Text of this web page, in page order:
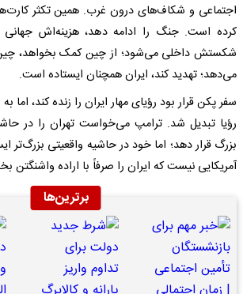
اجتماعی و شکاف‌های درون غرب. همین تکثر
کرده است. جنگ را ادامه دهد، هزینه‌اش
شکستش داخلی می‌شود؛ از چین کمک بخواهد، چین
می‌دهد؛ تهدید کند، ایران همچنان ایستاده است.
سفر پکن قرار بود رؤیای مهار ایران را زنده کند،
رؤیا تبدیل شد. ترامپ می‌خواست تهران را در
بزرگ قرار دهد؛ اما خود در حاشیه واقعیتی بزرگ‌تر
آمریکایی نیست که ایران را صرفاً با اراده واشنگتن
برترین‌ها